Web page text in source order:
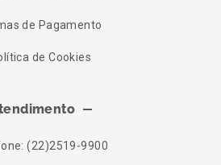
de Pagamento
de Cookies
(22)2519-9900